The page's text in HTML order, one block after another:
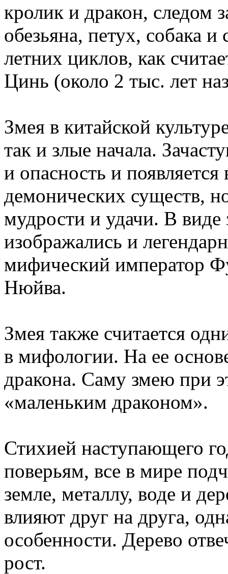
кролик и дракон, следом
обезьяна, петух, собака
летних циклов, как
Цинь (около 2 тыс. лет
Змея в китайской
так и злые начала.
и опасность и появляется
демонических существ,
мудрости и удачи. В виде
изображались и
мифический император
Нюйва.
Змея также считается
в мифологии. На ее
дракона. Саму змею при
«маленьким драконом».
Стихией наступающего
поверьям, все в мире
земле, металлу, воде и
влияют друг на друга,
особенности. Дерево
рост.